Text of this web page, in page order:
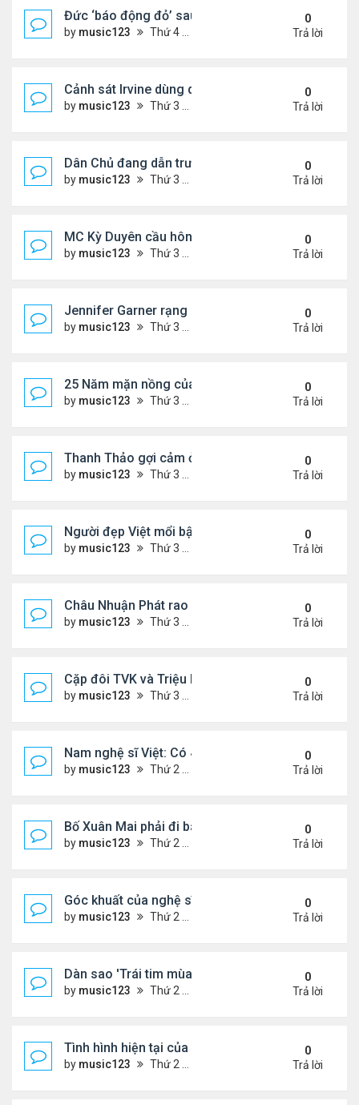
Đức ‘báo động đỏ’ sau vụ phát hiện UAV mang
by music123 Thứ 4 Tháng 8 05, 2026 6:28 pm
0
Trả lời
Cảnh sát Irvine dùng drone bắt kẻ trộm trong
by music123 Thứ 3 Tháng 8 04, 2026 6:20 pm
0
Trả lời
Dân Chủ đang dẫn trước Cộng Hòa trong các
by music123 Thứ 3 Tháng 8 04, 2026 6:17 pm
0
Trả lời
MC Kỳ Duyên cầu hôn lại chồng cũ
by music123 Thứ 3 Tháng 8 04, 2026 6:12 pm
0
Trả lời
Jennifer Garner rạng rỡ bên bạn trai kém 6 tuổi
by music123 Thứ 3 Tháng 8 04, 2026 6:06 pm
0
Trả lời
25 Năm mặn nồng của 'Điệp viên 007'
by music123 Thứ 3 Tháng 8 04, 2026 5:57 pm
0
Trả lời
Thanh Thảo gợi cảm ở tuổi 49
by music123 Thứ 3 Tháng 8 04, 2026 5:52 pm
0
Trả lời
Người đẹp Việt mổi bật giữa dàn sao châu Á
by music123 Thứ 3 Tháng 8 04, 2026 5:45 pm
0
Trả lời
Châu Nhuận Phát rao bán tài sản
by music123 Thứ 3 Tháng 8 04, 2026 5:36 pm
0
Trả lời
Cặp đôi TVK và Triệu Mẫn được yêu thích nhất
by music123 Thứ 3 Tháng 8 04, 2026 5:05 pm
0
Trả lời
Nam nghệ sĩ Việt: Có 4 nhà ở Pháp, sống gần
by music123 Thứ 2 Tháng 8 03, 2026 7:23 pm
0
Trả lời
Bố Xuân Mai phải đi bán cơm ở Mỹ
by music123 Thứ 2 Tháng 8 03, 2026 7:18 pm
0
Trả lời
Góc khuất của nghệ sĩ Hoài Tâm
by music123 Thứ 2 Tháng 8 03, 2026 7:13 pm
0
Trả lời
Dàn sao 'Trái tim mùa thu' sau 26 năm
by music123 Thứ 2 Tháng 8 03, 2026 7:09 pm
0
Trả lời
Tình hình hiện tại của Quang Lê
by music123 Thứ 2 Tháng 8 03, 2026 7:00 pm
0
Trả lời